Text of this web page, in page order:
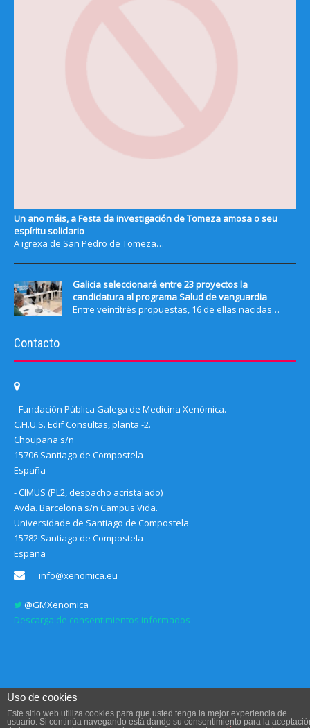
Un ano máis, a Festa da investigación de Tomeza amosa o seu
espíritu solidario
A igrexa de San Pedro de Tomeza…
Galicia seleccionará entre 23 proyectos la
candidatura al programa Salud de vanguardia
Entre veintitrés propuestas, 16 de ellas nacidas…
Contacto
- Fundación Pública Galega de Medicina Xenómica.
C.H.U.S. Edif Consultas, planta -2.
Choupana s/n
15706 Santiago de Compostela
España
- CIMUS (PL2, despacho acristalado)
Avda. Barcelona s/n Campus Vida.
Universidade de Santiago de Compostela
15782 Santiago de Compostela
España
info@xenomica.eu
@GMXenomica
Descarga de consentimientos informados
Uso de cookies
Este sitio web utiliza cookies para que usted tenga la mejor experiencia de
usuario. Si continúa navegando está dando su consentimiento para la